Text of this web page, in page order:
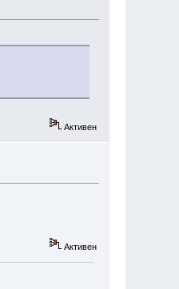
Активен
Активен